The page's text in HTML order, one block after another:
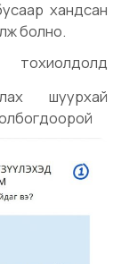
хандсан
болно.
тохиолдолд
шуурхай